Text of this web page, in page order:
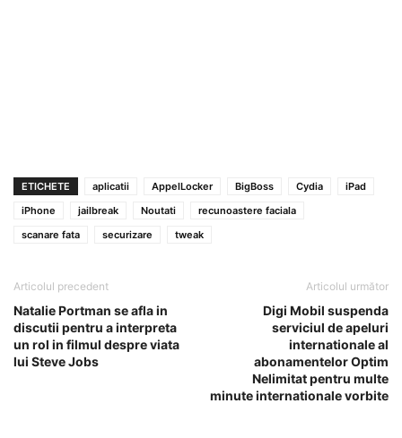
ETICHETE aplicatii AppelLocker BigBoss Cydia
iPad
iPhone
jailbreak Noutati
recunoastere faciala
scanare fata
securizare tweak
Articolul precedent
Natalie Portman se afla in
discutii pentru a interpreta
un rol in filmul despre viata
lui Steve Jobs
Articolul următor
Digi Mobil suspenda
serviciul de apeluri
internationale al
abonamentelor Optim
Nelimitat pentru multe
minute internationale vorbite